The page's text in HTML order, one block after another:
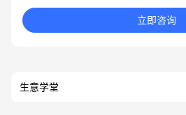
立即咨询
生意学堂